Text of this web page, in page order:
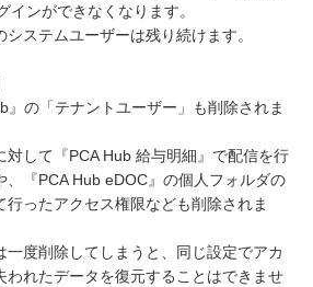
インができなくなります。
ステムユーザーは残り続けます。
』の「テナントユーザー」も削除されま
対して『PCA Hub 給与明細』で配信を行
、『PCA Hub eDOC』の個人フォルダの
ったアクセス権限なども削除されま
一度削除してしまうと、同じ設定でアカ
われたデータを復元することはできませ